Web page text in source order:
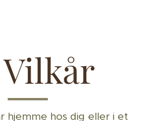
Vilkår
hjemme hos dig eller i et